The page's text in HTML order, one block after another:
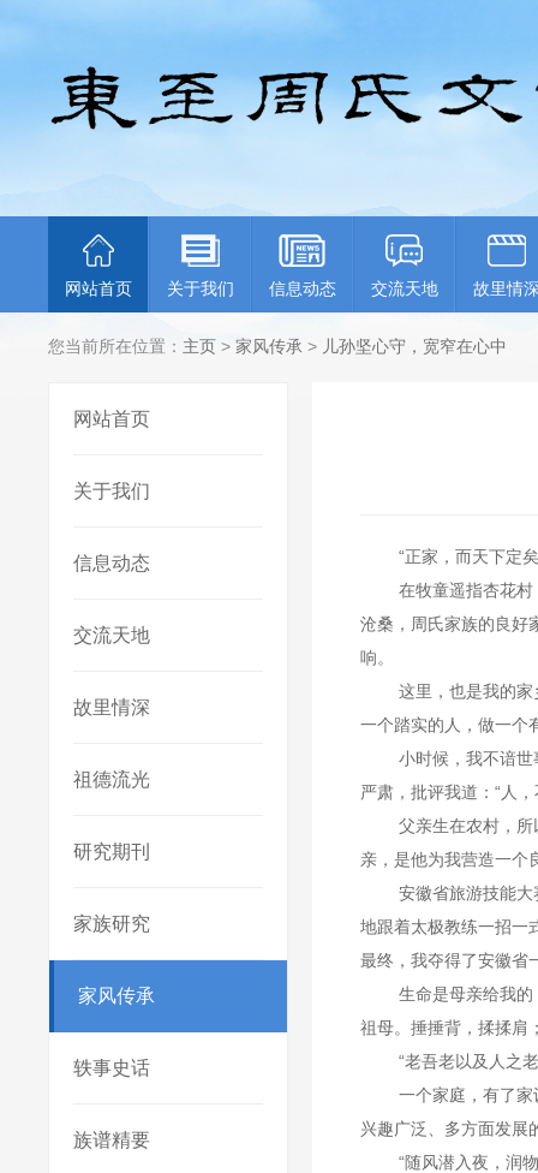
网站首页 关于我们 信息动态 交流天地 故里情
您当前所在位置： 主页 > 家风传承 > 儿孙坚心守，宽窄在心中
网站首页
关于我们
信息动态
交流天地
故里情深
祖德流光
研究期刊
家族研究
家风传承
轶事史话
族谱精要
“正家，而天下定
在牧童遥指杏花
沧桑，周氏家族的良好
响。
这里，也是我的
一个踏实的人，做一个
小时候，我不谙
严肃，批评我道：“人
父亲生在农村，
亲，是他为我营造一个
安徽省旅游技能
地跟着太极教练一招一
最终，我夺得了安徽省
生命是母亲给我
祖母。捶捶背，揉揉肩
“老吾老以及人之
一个家庭，有了
兴趣广泛、多方面发展
“随风潜入夜，润